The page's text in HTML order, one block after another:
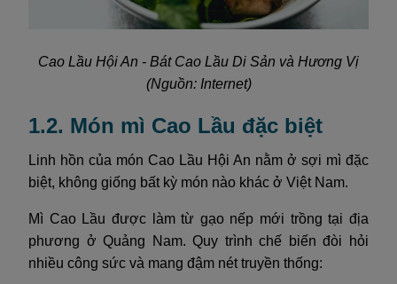
Cao Lầu Hội An - Bát Cao Lầu Di Sản và Hương Vị
(Nguồn: Internet)
1.2. Món mì Cao Lầu đặc biệt
Linh hồn của món Cao Lầu Hội An nằm ở sợi mì đặc
biệt, không giống bất kỳ món nào khác ở Việt Nam.
Mì Cao Lầu được làm từ gạo nếp mới trồng tại địa
phương ở Quảng Nam. Quy trình chế biến đòi hỏi
nhiều công sức và mang đậm nét truyền thống: